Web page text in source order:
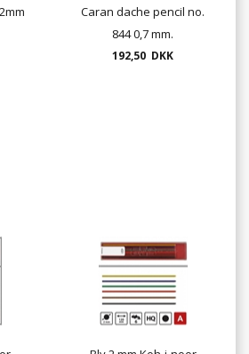
Caran dache pencil no.
844 0,7 mm.
192,50 DKK